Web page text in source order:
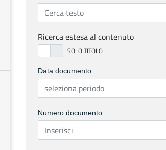
Ricerca estesa al contenuto
Data documento
Numero documento